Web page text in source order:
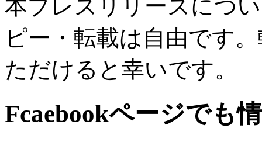
本プレスリリースにつ
ピー・転載は自由です
ただけると幸いです。
Fcaebookページでも